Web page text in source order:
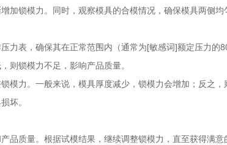
加锁模力。同时，观察模具的合模情况，确保模具两侧均
力表，确保其在正常范围内（通常为[敏感词]额定压力的
则锁模力不足，影响产品质量。
模力。一般来说，模具厚度减少，锁模力会增加；反之
坏。
品质量。根据试模结果，继续调整锁模力，直至获得满意